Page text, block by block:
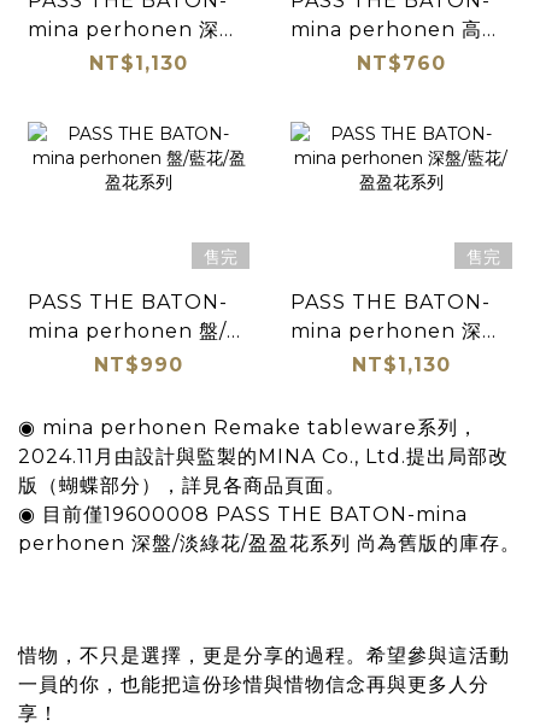
mina perhonen 深盤/
淡綠花/盈盈花系列
NT$1,130
mina perhonen 高台
早餐杯/藍花/盈盈花系列
NT$760
售完
PASS THE BATON-
mina perhonen 盤/藍
花/盈盈花系列
NT$990
售完
PASS THE BATON-
mina perhonen 深盤/
藍花/盈盈花系列
NT$1,130
◉ mina perhonen Remake tableware系列，
2024.11月由設計與監製的MINA Co., Ltd.提出局部改
版（蝴蝶部分），詳見各商品頁面。
◉ 目前僅19600008 PASS THE BATON-mina
perhonen 深盤/淡綠花/盈盈花系列 尚為舊版的庫存。
惜物，不只是選擇，更是分享的過程。希望參與這活動
一員的你，也能把這份珍惜與惜物信念再與更多人分
享！